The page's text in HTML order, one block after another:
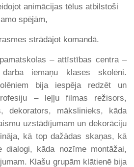
animācijas tēlus atbilstoši
spējām,
strādājot komandā.
– attīstības centra –
iemaņu klases skolēni.
bija iespēja redzēt un
– leļļu filmas režisors,
dekorators, mākslinieks, kāda
uzstādījumam un dekorāciju
kā top dažādas skaņas, kā
dialogi, kāda nozīme montāžai,
Klašu grupām klātienē bija